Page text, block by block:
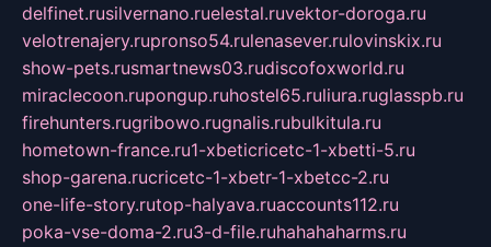
delfinet.rusilvernano.ruelestal.ruvektor-doroga.ru
velotrenajery.rupronso54.rulenasever.rulovinskix.ru
show-pets.rusmartnews03.rudiscofoxworld.ru
miraclecoon.rupongup.ruhostel65.ruliura.ruglasspb.ru
firehunters.rugribowo.rugnalis.rubulkitula.ru
hometown-france.ru1-xbeticricetc-1-xbetti-5.ru
shop-garena.rucricetc-1-xbetr-1-xbetcc-2.ru
one-life-story.rutop-halyava.ruaccounts112.ru
poka-vse-doma-2.ru3-d-file.ruhahahaharms.ru